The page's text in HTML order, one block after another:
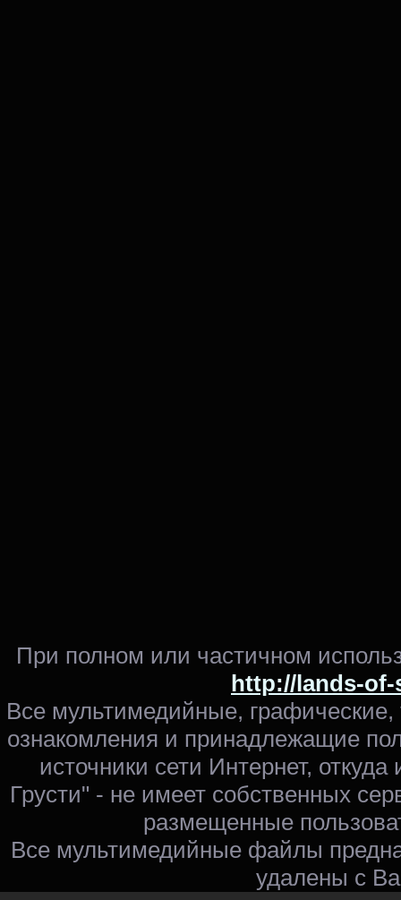
При полном или частичном
http://lands-
Все мультимедийные,
ознакомления и принадлежащие
источники сети Интернет,
Грусти" - не имеет собственных
размещенные
Все мультимедийные файлы
удалены с